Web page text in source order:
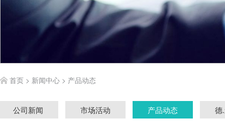
首页 > 新闻中心 > 产品动态
公司新闻 市场活动 产品动态 德